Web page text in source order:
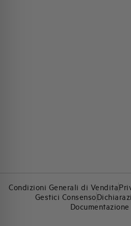
Condizioni Generali di Vendita
Gestici Consenso